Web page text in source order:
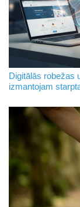
Digitālās robežas
izmantojam